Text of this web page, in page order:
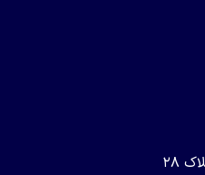
تهران - ولنجک - نبش خیابان چهاردهم - پلاک ۲۸